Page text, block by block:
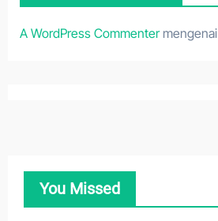
A WordPress Commentermengenai
You Missed